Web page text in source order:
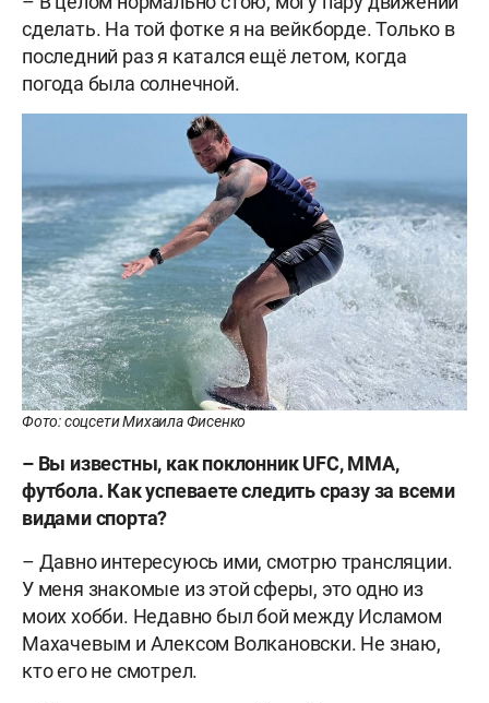
сделать. На той фотке я на вейкборде. Только в
последний раз я катался ещё летом, когда
погода была солнечной.
Фото: соцсети Михаила Фисенко
– Вы известны, как поклонник UFC, MMA,
футбола. Как успеваете следить сразу за всеми
видами спорта?
– Давно интересуюсь ими, смотрю трансляции.
У меня знакомые из этой сферы, это одно из
моих хобби. Недавно был бой между Исламом
Махачевым и Алексом Волкановски. Не знаю,
кто его не смотрел.